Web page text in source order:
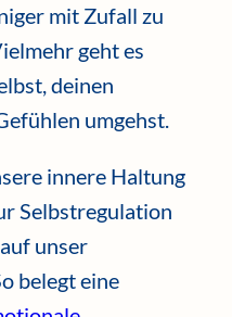
mit Zufall zu
geht es
deinen
umgehst.
innere Haltung
Selbstregulation
unser
belegt eine